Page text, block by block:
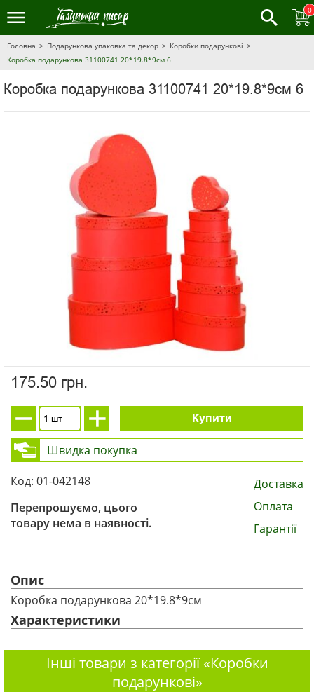
0
Головна Подарункова упаковка та декор
Коробки подарункові
Коробка подарункова 31100741 20*19.8*9см 6
Коробка подарункова 31100741 20*19.8*9см 6
175.50 грн.
Купити
Швидка покупка
Код: 01-042148
Перепрошуємо, цього
товару нема в наявності.
Доставка
Оплата
Гарантії
Опис
Коробка подарункова 20*19.8*9см
Характеристики
Інші товари з категорії «Коробки
подарункові»